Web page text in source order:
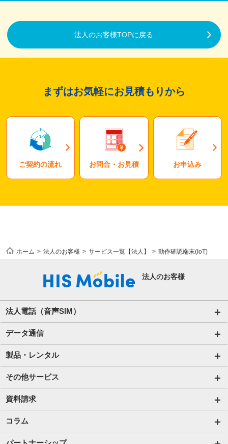
法人のお客様TOPに戻る
まずはお気軽にお見積もりから
ご契約の流れ お問合・お見積 お申込み
ホーム 法人のお客様 サービス一覧【法人】 動作確認端末(IoT)
法人のお客様
法人電話（音声SIM）
音声通話プラン for Biz
ご利用開始の流れ(法人)
ご利用開始の流れ(個人事業主・その他団体)​
データ通信
データ専用SIM
IoT向けSIM
アグリSIM
Wi-Fiレンタル​ HIS Wi-Fi PLUS+ for Biz​
製品・レンタル
端末販売
端末買取
レンタル
その他サービス
ハザードトーク
アルキラー
Bizfone（クラウドPBX）
資料請求
お役立ち資料一覧
IoT資料一覧
コラム
法人コラム